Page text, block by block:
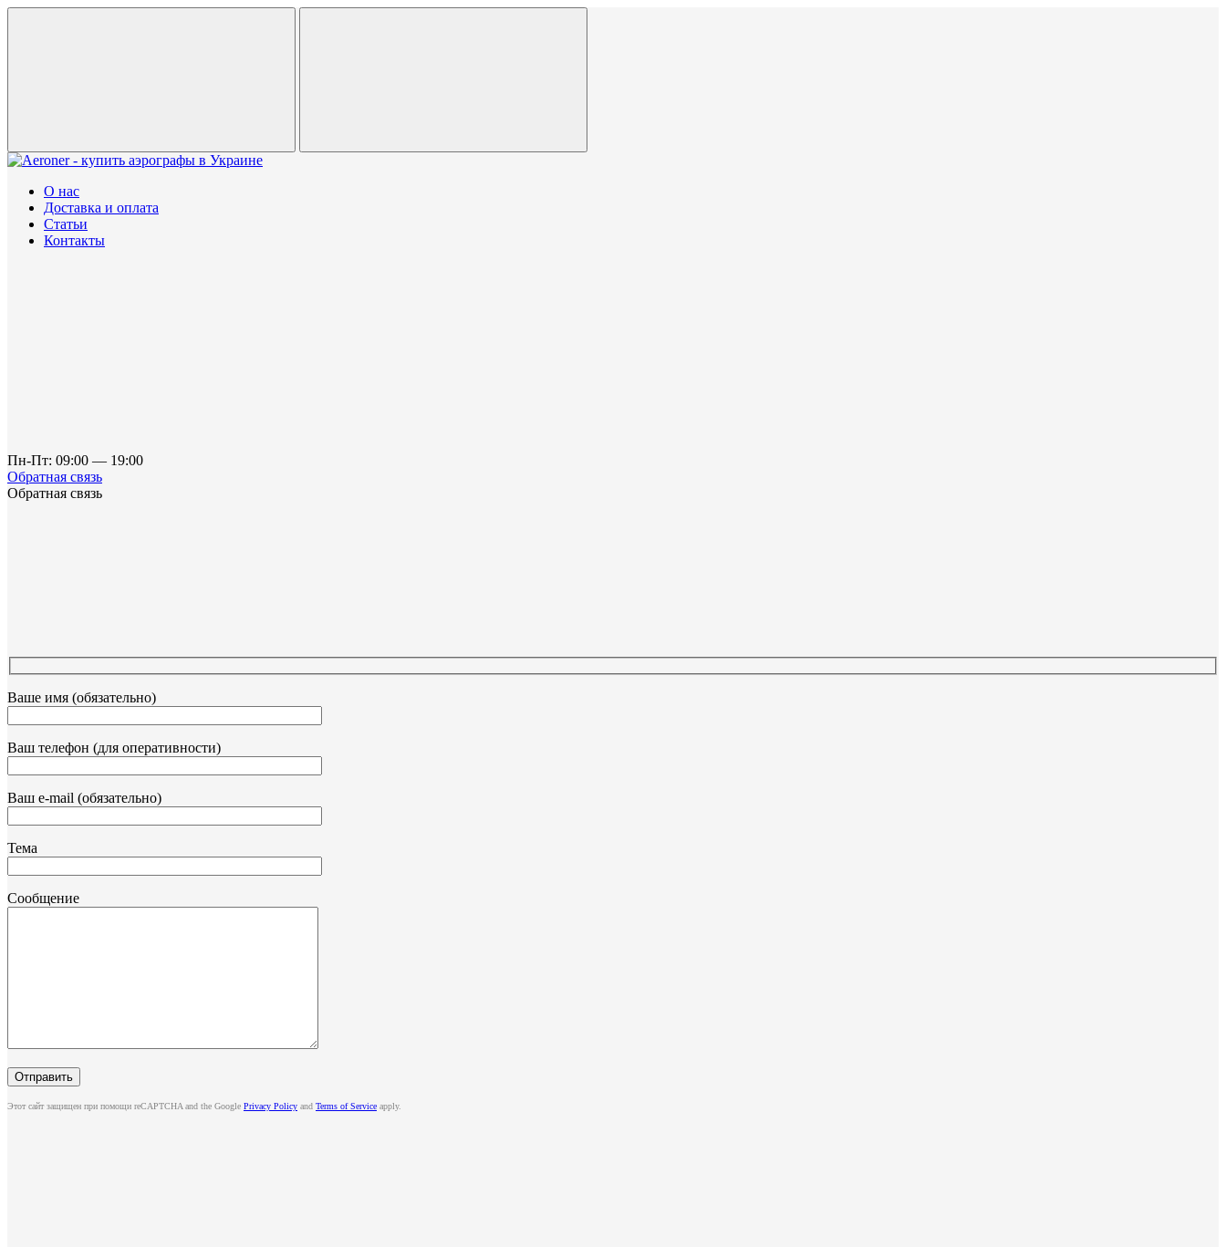
О нас
Доставка и оплата
Статьи
Контакты
Пн-Пт: 09:00 — 19:00
Обратная связь
Обратная связь
Ваше имя (обязательно)
Ваш телефон (для оперативности)
Ваш e-mail (обязательно)
Тема
Сообщение
Этот сайт защищен при помощи reCAPTCHA and the Google Privacy Policy and Terms of Service apply.